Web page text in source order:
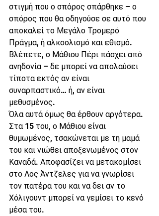
στιγμή που ο σπόρος σπάρθηκε – ο
σπόρος που θα οδηγούσε σε αυτό που
αποκαλεί το Μεγάλο Τρομερό
Πράγμα, ή αλκοολισμό και εθισμό.
Βλέπετε, ο Μάθιου Πέρι πάσχει από
ανηδονία – δε μπορεί να απολαύσει
τίποτα εκτός αν είναι
συναρπαστικό… ή, αν είναι
μεθυσμένος.
Όλα αυτά όμως θα έρθουν αργότερα.
Στα 15 του, ο Μάθιου είναι
θυμωμένος, τσακώνεται με τη μαμά
του και νιώθει αποξενωμένος στον
Καναδά. Αποφασίζει να μετακομίσει
στο Λος Άντζελες για να γνωρίσει
τον πατέρα του και να δει αν το
Χόλιγουντ μπορεί να γεμίσει το κενό
μέσα του.